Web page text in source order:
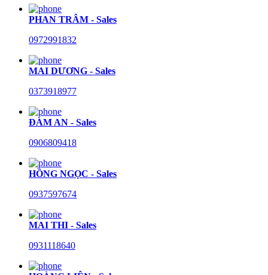
PHAN TRÂM - Sales
0972991832
MAI DƯƠNG - Sales
0373918977
ĐÀM AN - Sales
0906809418
HỒNG NGỌC - Sales
0937597674
MAI THI - Sales
0931118640